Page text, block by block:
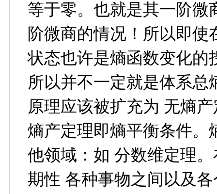
等于零。也就是其一阶微
阶微商的情况！所以即
状态也许是熵函数变化的
所以并不一定就是体系
原理应该被扩充为 无熵
熵产定理即熵平衡条件。
他领域：如 分数维定理
期性 各种事物之间以及